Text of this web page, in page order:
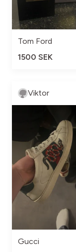
Tom Ford
1500 SEK
Viktor
Gucci